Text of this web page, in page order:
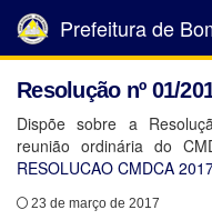
Prefeitura de
Resolução nº 01/
Dispõe sobre a
reunião ordinária do
RESOLUCAO CMDCA
23 de março de 2017